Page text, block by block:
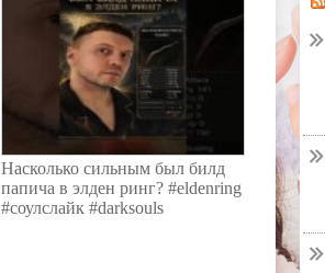
Насколько сильным был билд
папича в элден ринг? #eldenring
#соулслайк #darksouls